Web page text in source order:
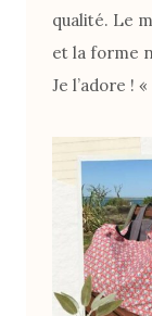
qualité. Le
et la forme
Je l’adore !